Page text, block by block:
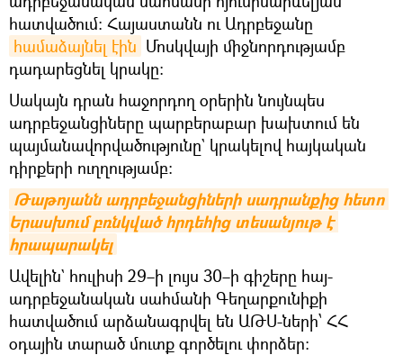
հատվածում: Հայաստանն ու Ադրբեջանը
համաձայնել էին Մոսկվայի միջնորդությամբ
դադարեցնել կրակը։
Սակայն դրան հաջորդող օրերին նույնպես
ադրբեջանցիները պարբերաբար խախտում են
պայմանավորվածությունը` կրակելով հայկական
դիրքերի ուղղությամբ։
Թաթոյանն ադրբեջանցիների սադրանքից հետո
Երասխում բռնկված հրդեհից տեսանյութ է
հրապարակել
Ավելին` հուլիսի 29–ի լույս 30–ի գիշերը հայ-
ադրբեջանական սահմանի Գեղարքունիքի
հատվածում արձանագրվել են ԱԹՍ-ների՝ ՀՀ
օդային տարած մուտք գործելու փորձեր։